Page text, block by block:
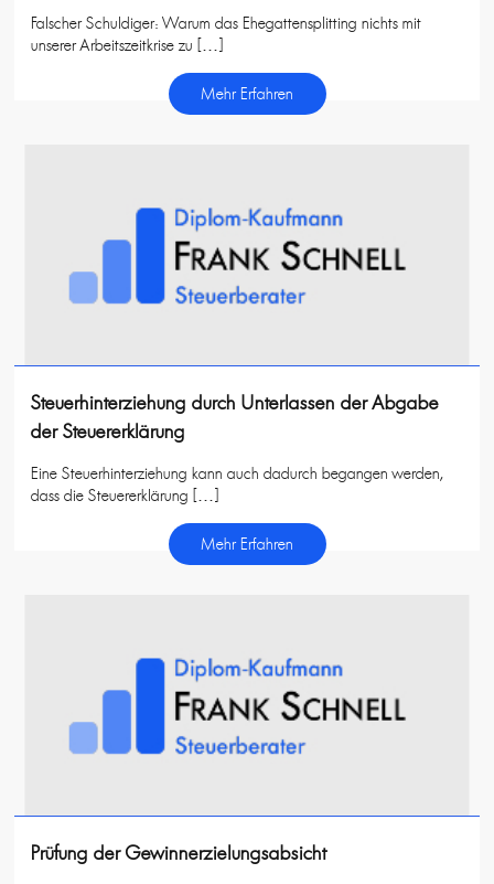
Falscher Schuldiger: Warum das Ehegattensplitting nichts mit
unserer Arbeitszeitkrise zu […]
Mehr Erfahren
Steuerhinterziehung durch Unterlassen der Abgabe
der Steuererklärung
Eine Steuerhinterziehung kann auch dadurch begangen werden,
dass die Steuererklärung […]
Mehr Erfahren
Prüfung der Gewinnerzielungsabsicht